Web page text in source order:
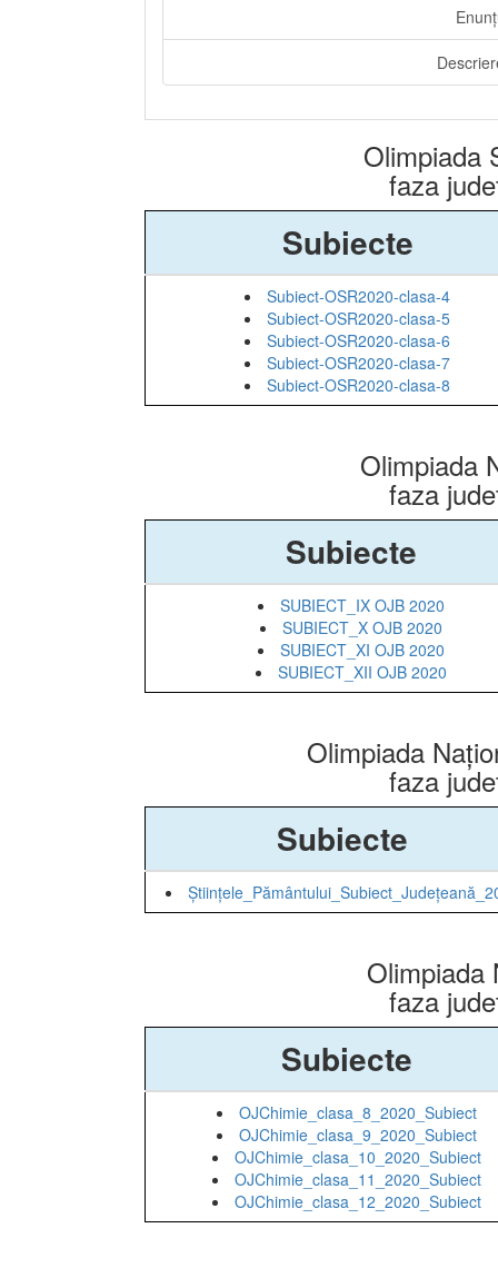
Olimpiada
faza
Subiecte
Subiect-OSR2020-clasa-4
Subiect-OSR2020-clasa-5
Subiect-OSR2020-clasa-6
Subiect-OSR2020-clasa-7
Subiect-OSR2020-clasa-8
Olimpiada
faza
Subiecte
SUBIECT_IX OJB 2020
SUBIECT_X OJB 2020
SUBIECT_XI OJB 2020
SUBIECT_XII OJB 2020
Olimpiada
faza
Subiecte
Olimpiada
faza
Subiecte
OJChimie_clasa_8_2020_Subiect
OJChimie_clasa_9_2020_Subiect
OJChimie_clasa_10_2020_Subiect
OJChimie_clasa_11_2020_Subiect
OJChimie_clasa_12_2020_Subiect